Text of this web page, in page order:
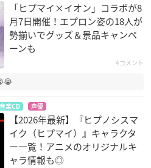
「ヒプマイ×イオン」コラボが8
月7日開催！エプロン姿の18人が
勢揃いでグッズ＆景品キャンペ
ーンも
4コメント
音楽CD 声優
【2026年最新】『ヒプノシスマ
イク（ヒプマイ）』キャラクタ
ー一覧！アニメのオリジナルキ
ャラ情報も◎